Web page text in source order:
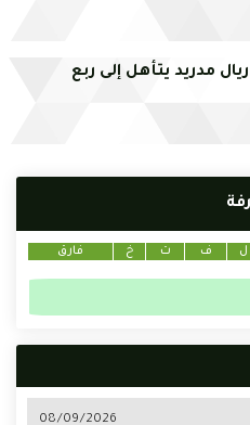
مدريد يتأهل إلى ربع
ل ف ت خ فارق